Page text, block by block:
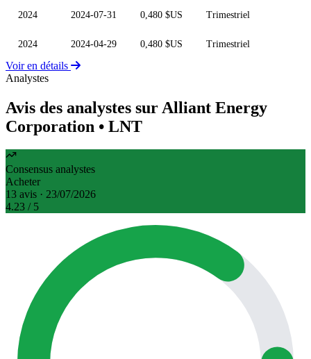
2024 2024-07-31 0,480 $US Trimestriel
2024 2024-04-29 0,480 $US Trimestriel
Voir en détails
Analystes
Avis des analystes sur Alliant Energy
Corporation • LNT
Consensus analystes
Acheter
13 avis · 23/07/2026
4.23 / 5